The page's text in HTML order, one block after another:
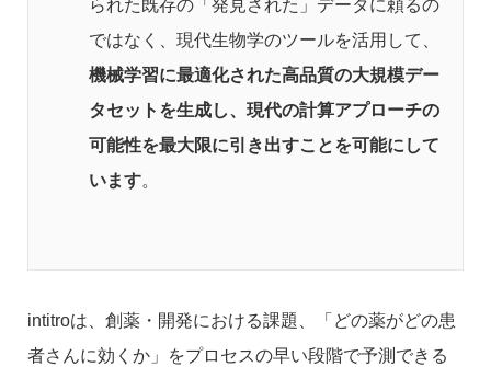
られた既存の「発見された」データに頼るの
ではなく、現代生物学のツールを活用して、
機械学習に最適化された高品質の大規模デー
タセットを生成し、現代の計算アプローチの
可能性を最大限に引き出すことを可能にして
います。
intitroは、創薬・開発における課題、「どの薬がどの患
者さんに効くか」をプロセスの早い段階で予測できる